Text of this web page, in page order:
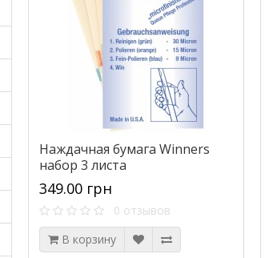
Наждачная бумага Winners
набор 3 листа
349.00 грн
0 отзывов
В корзину